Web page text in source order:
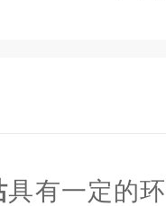
具有一定的